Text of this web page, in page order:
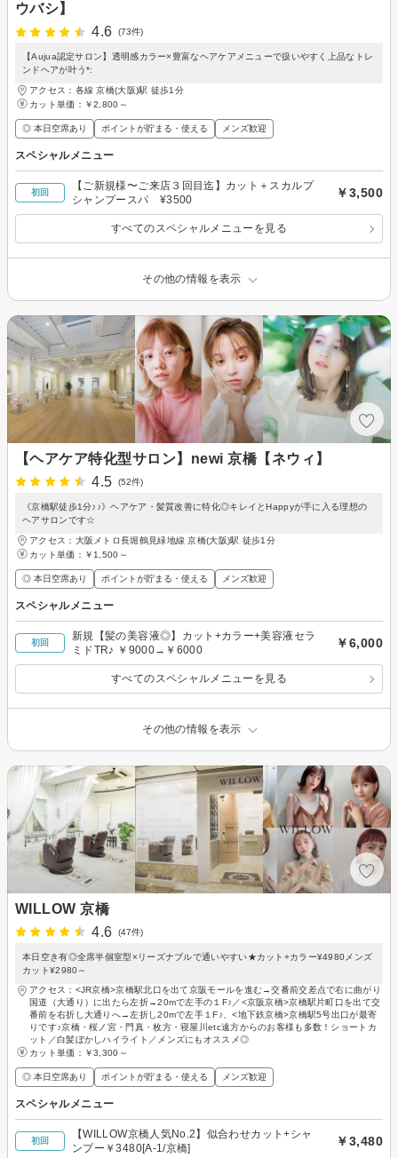
ウバシ】
4.6
(73件)
【Aujua認定サロン】透明感カラー×豊富なヘアケアメニューで扱いやすく上品なトレ
ンドヘアが叶う*:
アクセス：各線 京橋(大阪)駅 徒歩1分
カット単価： ￥2,800～
◎ 本日空席あり ポイントが貯まる・使える メンズ歓迎
スペシャルメニュー
初回
【ご新規様〜ご来店３回目迄】カット＋スカルプ
シャンプースパ ¥3500
￥3,500
すべてのスペシャルメニューを見る
その他の情報を表示
【ヘアケア特化型サロン】newi 京橋【ネウィ】
4.5
(52件)
《京橋駅徒歩1分♪♪》ヘアケア・髪質改善に特化◎キレイとHappyが手に入る理想の
ヘアサロンです☆
アクセス：大阪メトロ長堀鶴見緑地線 京橋(大阪)駅 徒歩1分
カット単価： ￥1,500～
◎ 本日空席あり ポイントが貯まる・使える メンズ歓迎
スペシャルメニュー
初回
新規【髪の美容液◎】カット+カラー+美容液セラ
ミドTR♪ ￥9000→￥6000
￥6,000
すべてのスペシャルメニューを見る
その他の情報を表示
WILLOW 京橋
4.6
(47件)
本日空き有◎全席半個室型×リーズナブルで通いやすい★カット+カラー¥4980メンズ
カット¥2980～
アクセス：<JR京橋>京橋駅北口を出て京阪モールを進む→交番前交差点で右に曲がり
国道（大通り）に出たら左折→20mで左手の１F♪／<京阪京橋>京橋駅片町口を出て交
番前を右折し大通りへ→左折し20mで左手１F♪、<地下鉄京橋>京橋駅5号出口が最寄
りです♪京橋・桜ノ宮・門真・枚方・寝屋川etc遠方からのお客様も多数！ショートカ
ット／白髪ぼかしハイライト／メンズにもオススメ◎
カット単価： ￥3,300～
◎ 本日空席あり ポイントが貯まる・使える メンズ歓迎
スペシャルメニュー
初回
【WILLOW京橋人気No.2】似合わせカット+シャ
ンプー￥3480[A-1/京橋]
￥3,480